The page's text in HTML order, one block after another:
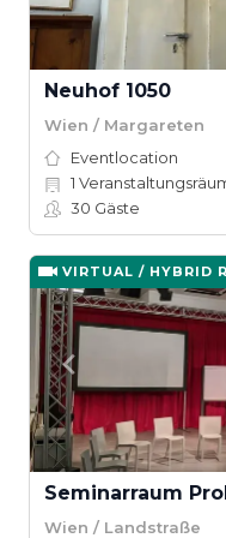
Neuhof 1050
Wien / Margareten
Eventlocation
1
30 Gäste
VIRTUAL / HYBRID
Seminarraum
Wien / Landstraße